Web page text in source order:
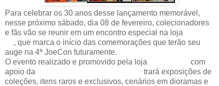
Para celebrar os 30 anos desse lançamento memorável,
nesse próximo sábado, dia 08 de fevereiro, colecionadores
e fãs vão se reunir em um encontro especial na loja
, que marca o início das comemorações que terão seu
auge na 4ª JoeCon futuramente.
O evento realizado e promovido pela loja
com
apoio da
trará exposições de
coleções, itens raros e exclusivos, cenários em dioramas e